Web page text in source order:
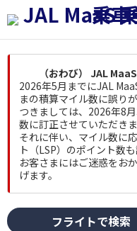
（おわび） JAL
2026年5月までにJAL
まの積算マイル数に誤り
つきましては、2026年8
数に訂正させていただきま
それに伴い、マイル数に
ト（LSP）のポイント数
お客さまにはご迷惑をお
げます。
フライトで検索